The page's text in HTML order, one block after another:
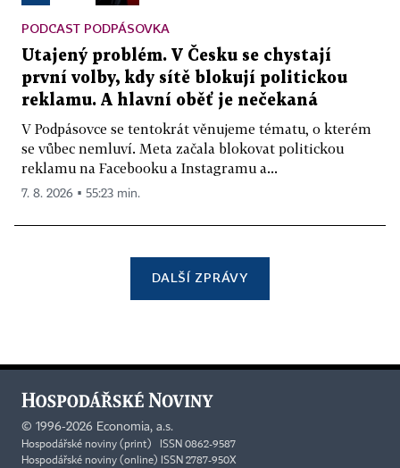
PODCAST PODPÁSOVKA
Utajený problém. V Česku se chystají
první volby, kdy sítě blokují politickou
reklamu. A hlavní oběť je nečekaná
V Podpásovce se tentokrát věnujeme tématu, o kterém
se vůbec nemluví. Meta začala blokovat politickou
reklamu na Facebooku a Instagramu a...
7. 8. 2026 ▪ 55:23 min.
DALŠÍ ZPRÁVY
© 1996-2026 Economia, a.s.
Hospodářské noviny (print) ISSN 0862-9587
Hospodářské noviny (online) ISSN 2787-950X